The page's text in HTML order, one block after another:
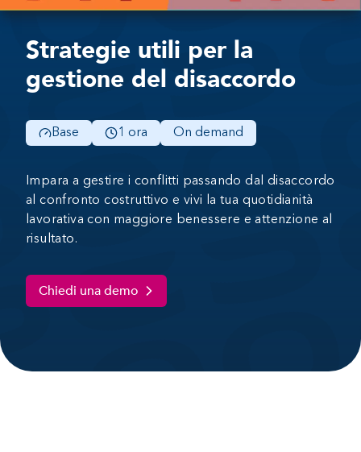
Strategie utili per la
gestione del disaccordo
Base 1 ora On demand
Impara a gestire i conflitti passando dal disaccordo
al confronto costruttivo e vivi la tua quotidianità
lavorativa con maggiore benessere e attenzione al
risultato.
Chiedi una demo